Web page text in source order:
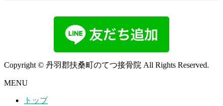
Copyright © 丹羽郡扶桑町のてつ接骨院 All Rights Reserved.
MENU
トップ